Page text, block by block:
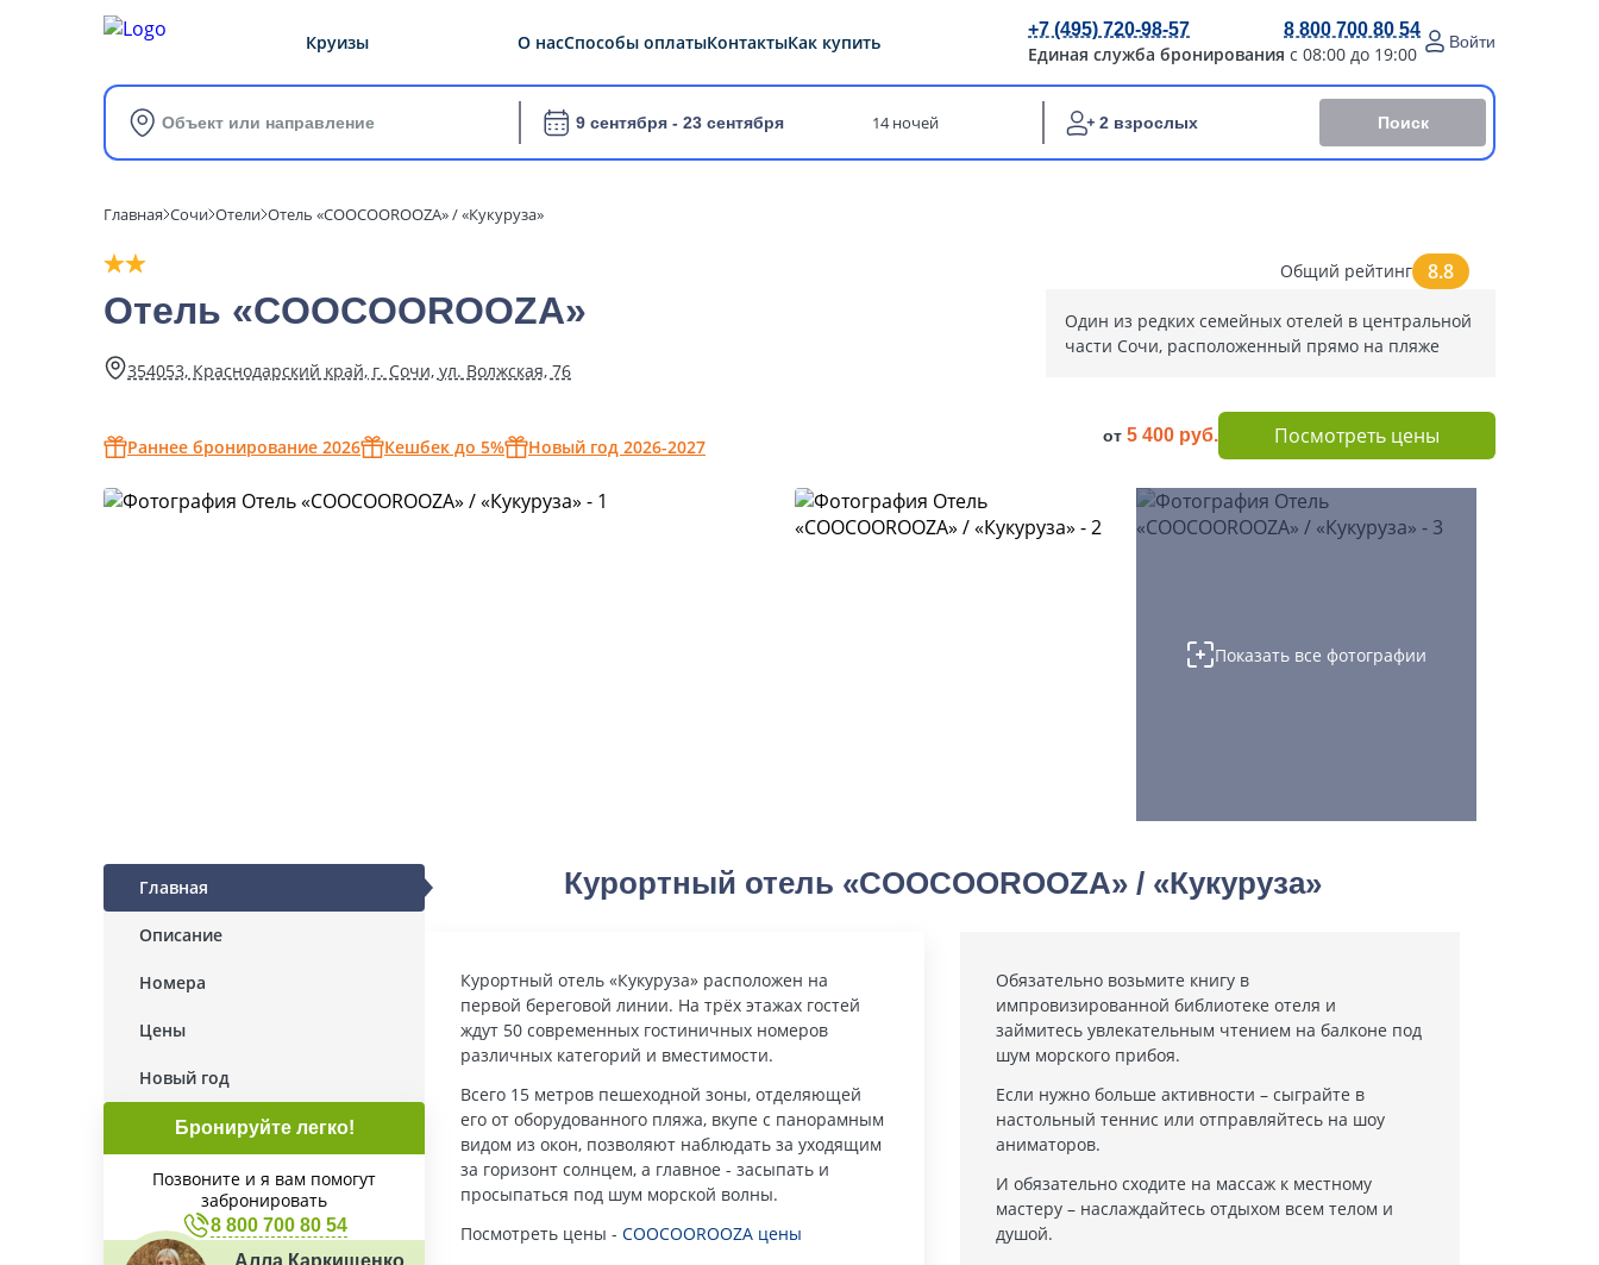
Круизы О насСпособы оплатыКонтактыКак купить
+7 (495) 720-98-57 8 800 700 80 54
Единая служба бронирования с 08:00 до 19:00
Войти
Объект или направление 9 сентября - 23 сентября 14 ночей 2 взрослых Поиск
Главная Сочи Отели Отель «COOCOOROOZA» / «Кукуруза»
Отель «COOCOOROOZA»
354053, Краснодарский край, г. Сочи, ул. Волжская, 76
Раннее бронирование 2026 Кешбек до 5% Новый год 2026-2027
Общий рейтинг 8.8
Один из редких семейных отелей в центральной
части Сочи, расположенный прямо на пляже
от 5 400 руб. Посмотреть цены
Показать все фотографии
Главная
Описание
Номера
Цены
Новый год
Бронируйте легко!
Позвоните и я вам помогут
забронировать
8 800 700 80 54
Алла Каркищенко
Курортный отель «COOCOOROOZA» / «Кукуруза»
Курортный отель «Кукуруза» расположен на
первой береговой линии. На трёх этажах гостей
ждут 50 современных гостиничных номеров
различных категорий и вместимости.
Всего 15 метров пешеходной зоны, отделяющей
его от оборудованного пляжа, вкупе с панорамным
видом из окон, позволяют наблюдать за уходящим
за горизонт солнцем, а главное - засыпать и
просыпаться под шум морской волны.
Посмотреть цены - COOCOOROOZA цены
Обязательно возьмите книгу в
импровизированной библиотеке отеля и
займитесь увлекательным чтением на балконе под
шум морского прибоя.
Если нужно больше активности – сыграйте в
настольный теннис или отправляйтесь на шоу
аниматоров.
И обязательно сходите на массаж к местному
мастеру – наслаждайтесь отдыхом всем телом и
душой.